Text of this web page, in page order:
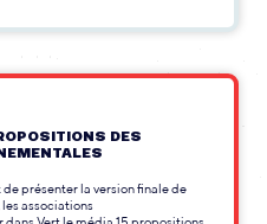
DES
présenter la version finale de
associations
Vert le média 15 propositions